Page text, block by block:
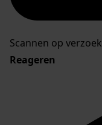
Scannen op verzoek
Reageren